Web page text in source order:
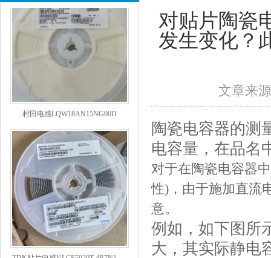
村田电感LQW18AN15NG00D
TDK贴片电感VLCF5020T-4R7N1R7-1
对贴片陶瓷
发生变化？
文章来
陶瓷电容器的测
电容量，在品名
对于在陶瓷电容器
性)，由于施加直流
意。
例如，如下图所
大，其实际静电